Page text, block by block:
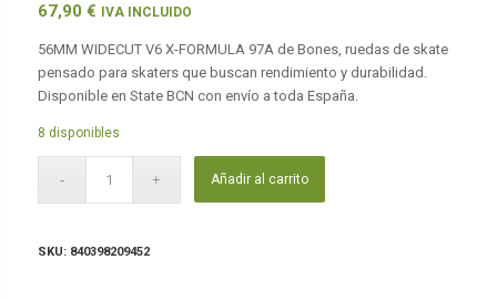
67,90 € IVA INCLUIDO
56MM WIDECUT V6 X-FORMULA 97A de Bones, ruedas de skate
pensado para skaters que buscan rendimiento y durabilidad.
Disponible en State BCN con envío a toda España.
8 disponibles
Añadir al carrito
SKU: 840398209452